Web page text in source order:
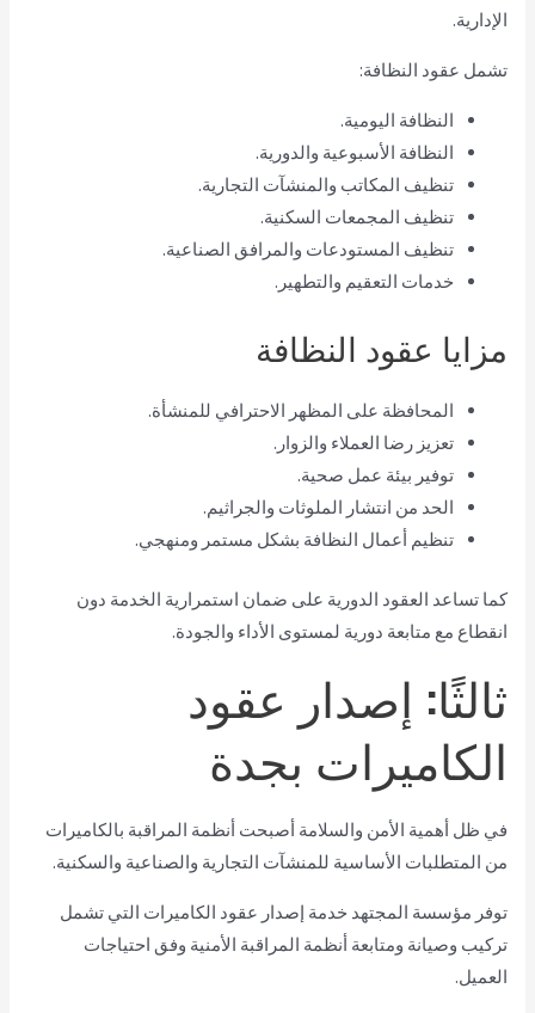
الإدارية.
تشمل عقود النظافة:
النظافة اليومية.
النظافة الأسبوعية والدورية.
تنظيف المكاتب والمنشآت التجارية.
تنظيف المجمعات السكنية.
تنظيف المستودعات والمرافق الصناعية.
خدمات التعقيم والتطهير.
مزايا عقود النظافة
المحافظة على المظهر الاحترافي للمنشأة.
تعزيز رضا العملاء والزوار.
توفير بيئة عمل صحية.
الحد من انتشار الملوثات والجراثيم.
تنظيم أعمال النظافة بشكل مستمر ومنهجي.
كما تساعد العقود الدورية على ضمان استمرارية الخدمة دون
انقطاع مع متابعة دورية لمستوى الأداء والجودة.
ثالثًا: إصدار عقود
الكاميرات بجدة
في ظل أهمية الأمن والسلامة أصبحت أنظمة المراقبة بالكاميرات
من المتطلبات الأساسية للمنشآت التجارية والصناعية والسكنية.
توفر مؤسسة المجتهد خدمة إصدار عقود الكاميرات التي تشمل
تركيب وصيانة ومتابعة أنظمة المراقبة الأمنية وفق احتياجات
العميل.